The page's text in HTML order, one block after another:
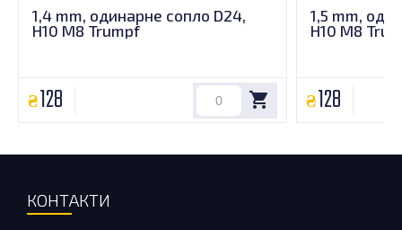
1,4 mm, одинарне сопло D24,
H10 M8 Trumpf
128
1,5 mm,
H10 M8
128
КОНТАКТИ